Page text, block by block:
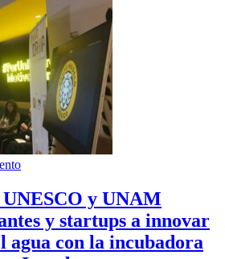
y UNAM
y startups a innovar
agua con la incubadora